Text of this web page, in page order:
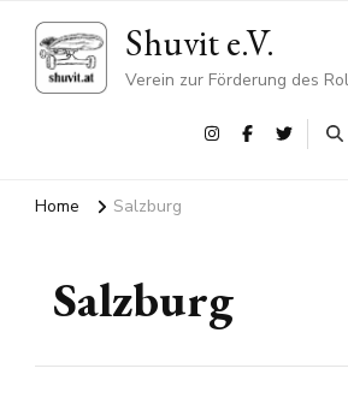
Shuvit e.V.
Verein zur Förderung des
Home Salzburg
Salzburg